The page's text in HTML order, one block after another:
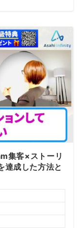
集客×ストーリ
達成した方法と